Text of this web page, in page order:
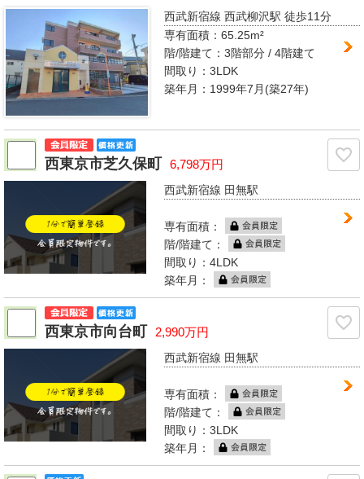
西武新宿線 西武柳沢駅徒歩11分
専有面積：65.25m²
階/階建て：3階部分 / 4階建て
間取り：3LDK
築年月：1999年7月(築27年)
西東京市芝久保町 6,798万円
西武新宿線 田無駅
専有面積：
階/階建て：
間取り：4LDK
築年月：
西東京市向台町 2,990万円
西武新宿線 田無駅
専有面積：
階/階建て：
間取り：3LDK
築年月：